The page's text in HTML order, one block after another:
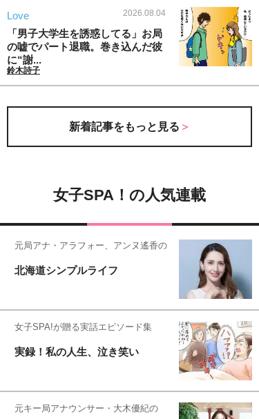
Love 2026.08.04
「男子大学生を誘惑してる」お局
の嘘でパート退職。巻き込んだ彼
に“謝...
鈴木詩子
新着記事をもっと見る
女子SPA！の人気連載
元局アナ・アラフォー、アンヌ遙香の
北海道シンプルライフ
女子SPA!が贈る実話エピソード集
実録！私の人生、泣き笑い
元キー局アナウンサー・大木優紀の